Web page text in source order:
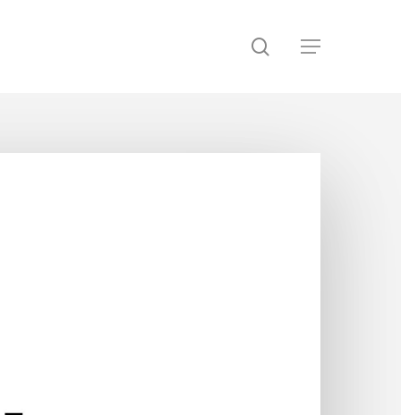
Menu
search